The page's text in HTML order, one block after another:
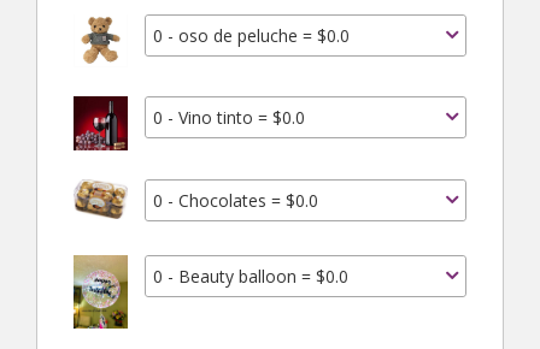
0 - oso de peluche = $0.0
0 - Vino tinto = $0.0
0 - Chocolates = $0.0
0 - Beauty balloon = $0.0